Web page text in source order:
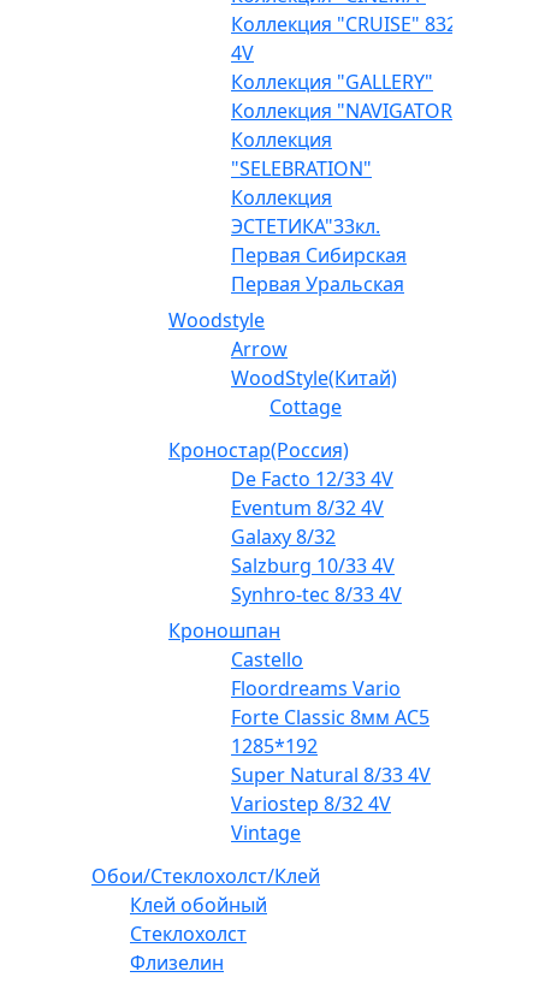
Коллекция "CRUISE" 832
4V
Коллекция "GALLERY"
Коллекция "NAVIGATOR"
Коллекция
"SELEBRATION"
Коллекция
ЭСТЕТИКА"33кл.
Первая Сибирская
Первая Уральская
Woodstyle
Arrow
WoodStyle(Китай)
Cottage
Кроностар(Россия)
De Facto 12/33 4V
Eventum 8/32 4V
Galaxy 8/32
Salzburg 10/33 4V
Synhro-tec 8/33 4V
Кроношпан
Castello
Floordreams Vario
Forte Classic 8мм AC5
1285*192
Super Natural 8/33 4V
Variostep 8/32 4V
Vintage
Обои/Стеклохолст/Клей
Клей обойный
Стеклохолст
Флизелин